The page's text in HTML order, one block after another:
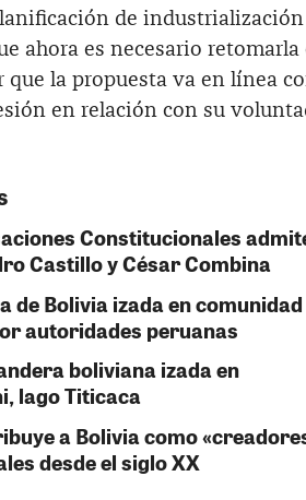
de industrialización
ahora es necesario retomarla
que la propuesta va en línea
en relación con su
Constitucionales
Castillo y César Combina
de Bolivia izada en comunidad
autoridades peruanas
boliviana izada en
lago Titicaca
a Bolivia como
desde el siglo XX